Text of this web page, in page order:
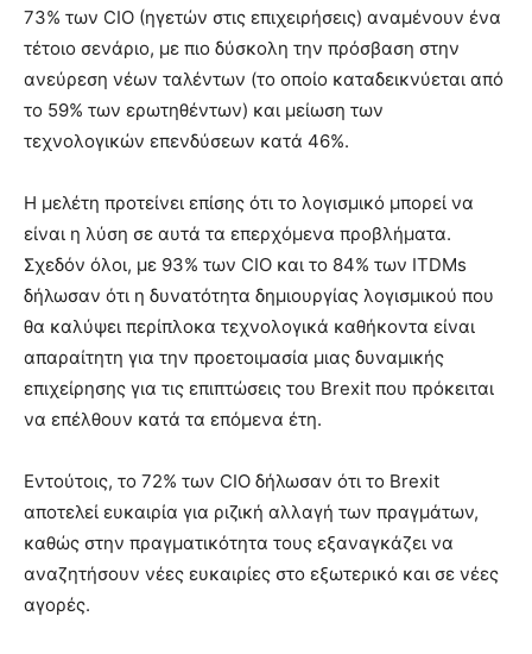
73% των CIO (ηγετών στις επιχειρήσεις) αναμένουν ένα
τέτοιο σενάριο, με πιο δύσκολη την πρόσβαση στην
ανεύρεση νέων ταλέντων (το οποίο καταδεικνύεται από
το 59% των ερωτηθέντων) και μείωση των
τεχνολογικών επενδύσεων κατά 46%.
Η μελέτη προτείνει επίσης ότι το λογισμικό μπορεί να
είναι η λύση σε αυτά τα επερχόμενα προβλήματα.
Σχεδόν όλοι, με 93% των CIO και το 84% των ITDMs
δήλωσαν ότι η δυνατότητα δημιουργίας λογισμικού που
θα καλύψει περίπλοκα τεχνολογικά καθήκοντα είναι
απαραίτητη για την προετοιμασία μιας δυναμικής
επιχείρησης για τις επιπτώσεις του Brexit που πρόκειται
να επέλθουν κατά τα επόμενα έτη.
Εντούτοις, το 72% των CIO δήλωσαν ότι το Brexit
αποτελεί ευκαιρία για ριζική αλλαγή των πραγμάτων,
καθώς στην πραγματικότητα τους εξαναγκάζει να
αναζητήσουν νέες ευκαιρίες στο εξωτερικό και σε νέες
αγορές.